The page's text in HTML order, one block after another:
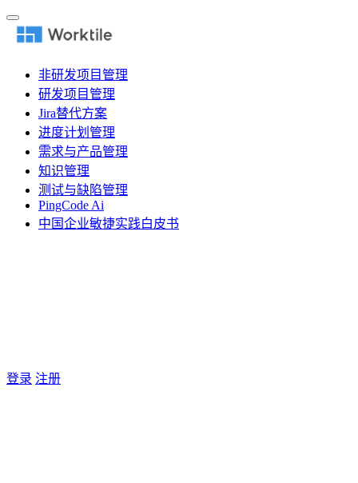
非研发项目管理
研发项目管理
Jira替代方案
进度计划管理
需求与产品管理
知识管理
测试与缺陷管理
PingCode Ai
中国企业敏捷实践白皮书
登录 注册